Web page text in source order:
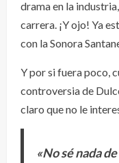
drama en la
carrera. ¡Y ojo! Ya
con la Sonora
Y por si fuera poco,
controversia de
claro que no le
«No sé nada